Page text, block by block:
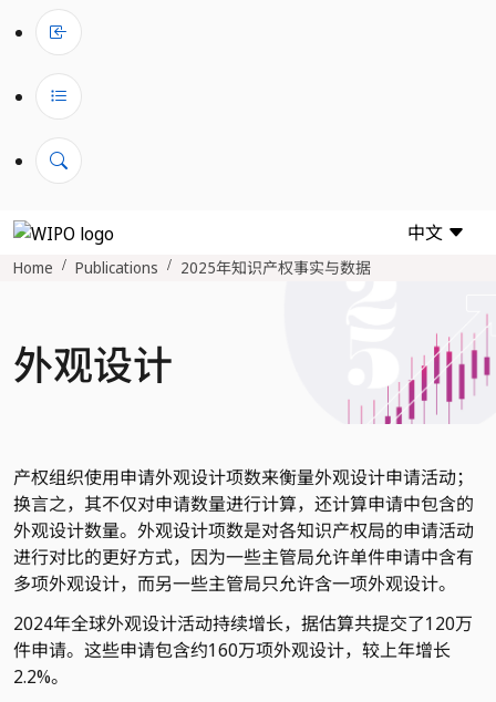
中文
Home Publications 2025年知识产权事实与数据
外观设计
产权组织使用申请外观设计项数来衡量外观设计申请活动；
换言之，其不仅对申请数量进行计算，还计算申请中包含的
外观设计数量。外观设计项数是对各知识产权局的申请活动
进行对比的更好方式，因为一些主管局允许单件申请中含有
多项外观设计，而另一些主管局只允许含一项外观设计。
2024年全球外观设计活动持续增长，据估算共提交了120万
件申请。这些申请包含约160万项外观设计，较上年增长
2.2%。